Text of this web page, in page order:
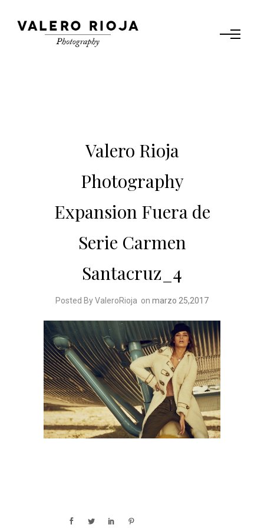
Valero Rioja
Photography
Expansion Fuera de
Serie Carmen
Santacruz_4
Posted By ValeroRioja on marzo 25,2017